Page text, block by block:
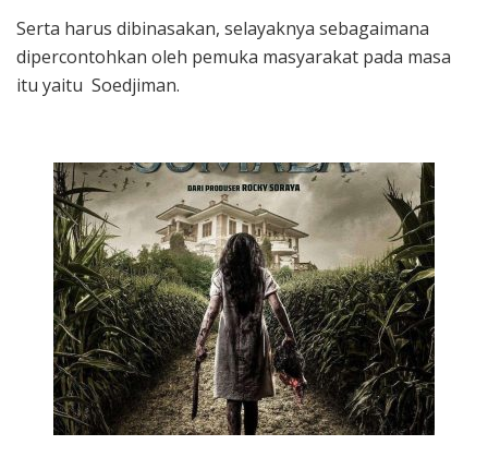
Serta harus dibinasakan, selayaknya sebagaimana
dipercontohkan oleh pemuka masyarakat pada masa
itu yaitu Soedjiman.